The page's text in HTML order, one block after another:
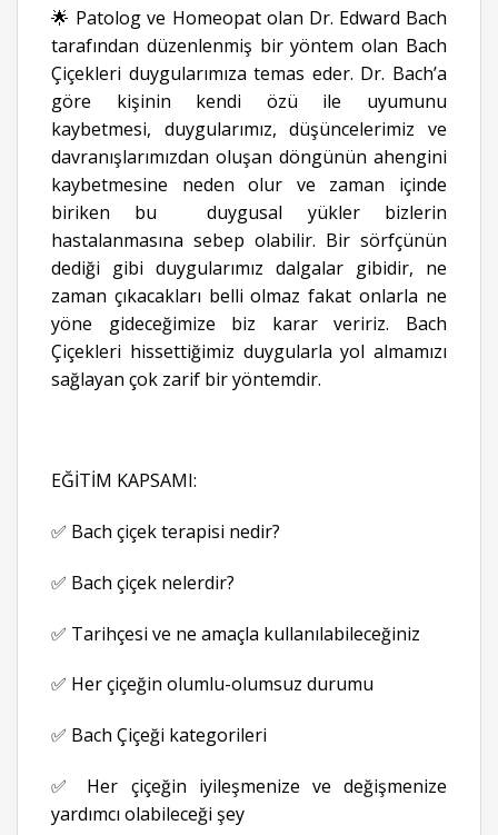
🌟 Patolog ve Homeopat olan Dr. Edward Bach
tarafından düzenlenmiş bir yöntem olan Bach
Çiçekleri duygularımıza temas eder. Dr. Bach’a
göre kişinin kendi özü ile uyumunu
kaybetmesi, duygularımız, düşüncelerimiz ve
davranışlarımızdan oluşan döngünün ahengini
kaybetmesine neden olur ve zaman içinde
biriken bu duygusal yükler bizlerin
hastalanmasına sebep olabilir. Bir sörfçünün
dediği gibi duygularımız dalgalar gibidir, ne
zaman çıkacakları belli olmaz fakat onlarla ne
yöne gideceğimize biz karar veririz. Bach
Çiçekleri hissettiğimiz duygularla yol almamızı
sağlayan çok zarif bir yöntemdir.
EĞİTİM KAPSAMI:
✅ Bach çiçek terapisi nedir?
✅ Bach çiçek nelerdir?
✅ Tarihçesi ve ne amaçla kullanılabileceğiniz
✅ Her çiçeğin olumlu-olumsuz durumu
✅ Bach Çiçeği kategorileri
✅ Her çiçeğin iyileşmenize ve değişmenize
yardımcı olabileceği şey